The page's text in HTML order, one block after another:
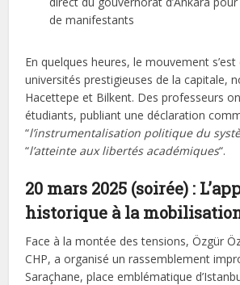
de manifestants
En quelques heures, le mouvement
universités prestigieuses de la capitale,
Hacettepe et Bilkent. Des professeurs
étudiants, publiant une déclaration
“l’instrumentalisation politique du
“l’atteinte aux libertés académiques“.
20 mars 2025 (soirée) :
historique à la
Face à la montée des tensions, Özgür
CHP, a organisé un rassemblement
Saraçhane, place emblématique